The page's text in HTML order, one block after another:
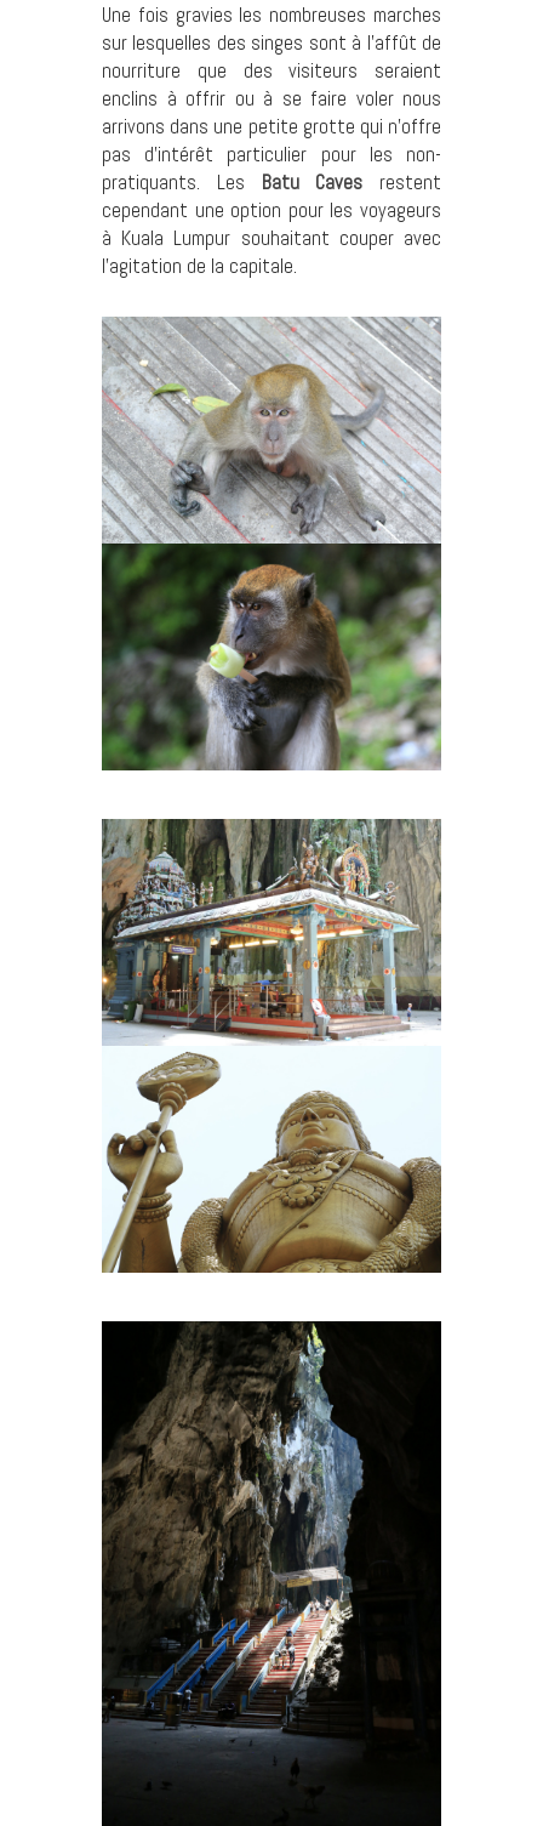
Une fois gravies les nombreuses marches
sur lesquelles des singes sont à l’affût de
nourriture que des visiteurs seraient
enclins à offrir ou à se faire voler nous
arrivons dans une petite grotte qui n’offre
pas d’intérêt particulier pour les non-
pratiquants. Les Batu Caves restent
cependant une option pour les voyageurs
à Kuala Lumpur souhaitant couper avec
l’agitation de la capitale.